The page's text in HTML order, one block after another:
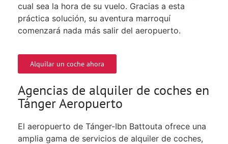
cual sea la hora de su vuelo. Gracias a esta
práctica solución, su aventura marroquí
comenzará nada más salir del aeropuerto.
Alquilar un coche ahora
Agencias de alquiler de coches en
Tánger Aeropuerto
El aeropuerto de Tánger-Ibn Battouta ofrece una
amplia gama de servicios de alquiler de coches,